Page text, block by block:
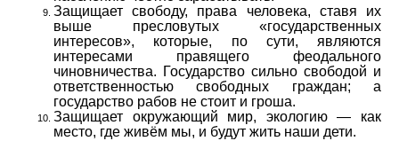
Защищает свободу, права человека, ставя их
выше пресловутых «государственных
интересов», которые, по сути, являются
интересами правящего феодального
чиновничества. Государство сильно свободой и
ответственностью свободных граждан; а
государство рабов не стоит и гроша.
Защищает окружающий мир, экологию — как
место, где живём мы, и будут жить наши дети.